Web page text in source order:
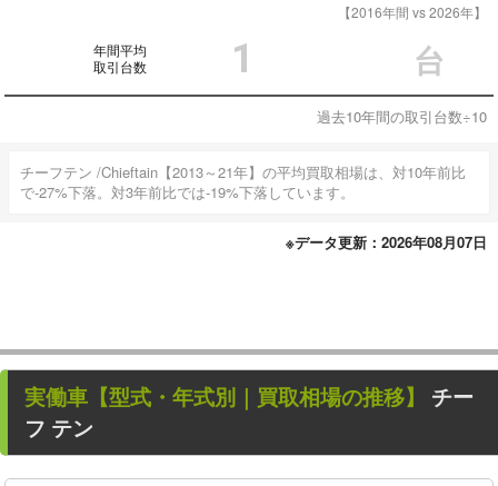
【2016年間 vs 2026年】
年間平均
取引台数
1 台
過去10年間の取引台数÷10
チーフテン /Chieftain【2013～21年】の平均買取相場は、対10年前比
で-27%下落。対3年前比では-19%下落しています。
※データ更新：2026年08月07日
実働車 【型式・年式別｜買取相場の推移】
チー
フ テン